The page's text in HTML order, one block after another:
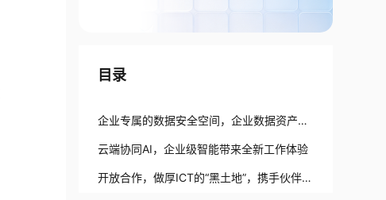
目录
企业专属的数据安全空间，企业数据资产可
管可控
云端协同AI，企业级智能带来全新工作体验
开放合作，做厚ICT的“黑土地”，携手伙伴共